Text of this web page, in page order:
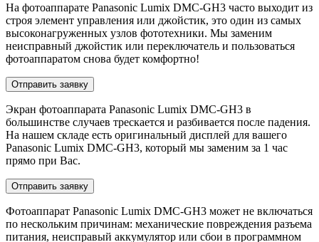
На фотоаппарате Panasonic Lumix DMC-GH3 часто выходит из
строя элемент управления или джойстик, это один из самых
высоконагруженных узлов фототехники. Мы заменим
неисправный джойстик или переключатель и пользоваться
фотоаппаратом снова будет комфортно!
Отправить заявку
Экран фотоаппарата Panasonic Lumix DMC-GH3 в
большинстве случаев трескается и разбивается после падения.
На нашем складе есть оригинальный дисплей для вашего
Panasonic Lumix DMC-GH3, который мы заменим за 1 час
прямо при Вас.
Отправить заявку
Фотоаппарат Panasonic Lumix DMC-GH3 может не включаться
по нескольким причинам: механические повреждения разъема
питания, неисправый аккумулятор или сбои в программном